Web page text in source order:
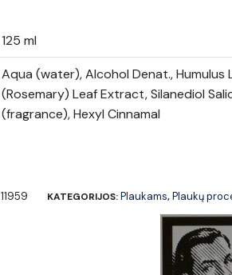
125 ml
Aqua (water), Alcohol Denat.,
(Rosemary) Leaf Extract, Silanediol
(fragrance), Hexyl Cinnamal
11959 KATEGORIJOS:Plaukams,Plaukų